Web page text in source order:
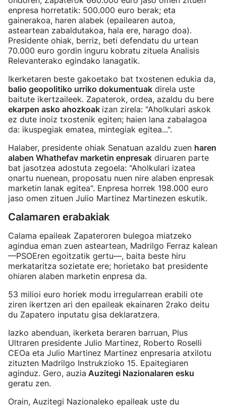
enpresa horretatik: 500.000 euro berak; eta
gainerakoa, haren alabek (epailearen autoa,
asteartean zabaldutakoa, hala ere, harago doa).
Presidente ohiak, berriz, beti defendatu du urtean
70.000 euro gordin inguru kobratu zituela Analisis
Relevanterako egindako lanagatik.
Ikerketaren beste gakoetako bat txostenen edukia da,
balio geopolitiko urriko dokumentuak direla uste
baitute ikertzaileek. Zapaterok, ordea, azaldu du bere
ekarpen asko ahozkoak izan zirela: "Aholkulari askok
ez dute inoiz txostenik egiten; haien lana zabalagoa
da: ikuspegiak ematea, mintegiak egitea...".
Halaber, presidente ohiak Senatuan azaldu zuen haren
alaben Whathefav marketin enpresak diruaren parte
bat jasotzea adostuta zegoela: "Aholkulari izatea
onartu nuenean, proposatu nuen nire alaben enpresak
marketin lanak egitea". Enpresa horrek 198.000 euro
jaso omen zituen Julio Martinez Martinezen eskutik.
Calamaren erabakiak
Calama epaileak Zapateroren bulegoa miatzeko
agindua eman zuen asteartean, Madrilgo Ferraz kalean
—PSOEren egoitzatik gertu—, baita beste hiru
merkataritza sozietate ere; horietako bat presidente
ohiaren alaben marketin enpresa da.
53 milioi euro horiek modu irregularrean erabili ote
ziren ikertzen ari den epaileak ekainaren 2rako deitu
du Zapatero inputatu gisa deklaratzera.
Iazko abenduan, ikerketa beraren barruan, Plus
Ultraren presidente Julio Martinez, Roberto Roselli
CEOa eta Julio Martinez Martinez enpresaria atxilotu
zituzten Madrilgo Instrukzioko 15. Epaitegiaren
aginduz. Gero, auzia Auzitegi Nazionalaren esku
geratu zen.
Orain, Auzitegi Nazionaleko epaileak uste du